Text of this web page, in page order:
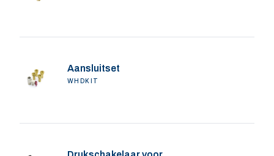
Aansluitset
WHDKIT